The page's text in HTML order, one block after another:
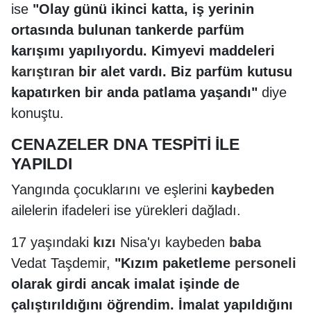
ise "Olay günü ikinci katta, iş yerinin
ortasında bulunan tankerde parfüm
karışımı yapılıyordu. Kimyevi maddeleri
karıştıran bir alet vardı. Biz parfüm kutusu
kapatırken bir anda patlama yaşandı" diye
konuştu.
CENAZELER DNA TESPİTİ İLE
YAPILDI
Yangında çocuklarını ve eşlerini kaybeden
ailelerin ifadeleri ise yürekleri dağladı.
17 yaşındaki kızı Nisa'yı kaybeden baba
Vedat Taşdemir, "Kızım paketleme personeli
olarak girdi ancak imalat işinde de
çalıştırıldığını öğrendim. İmalat yapıldığını